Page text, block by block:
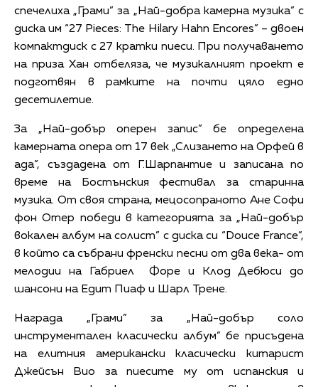
спечелиха „Грами” за „Най-добра камерна музика” с
диска им “27 Pieces: The Hilary Hahn Encores” – двоен
компактдиск с 27 кратки пиеси. При получаването
на приза Хан отбеляза, че музикалният проект е
подготвян в рамките на почти цяло едно
десетилетие.
За „Най-добър оперен запис” бе определена
камерната опера от 17 век „Слизането на Орфей в
ада”, създадена от Г.Шарпантие и записана по
време на Бостънския фестивал за старинна
музика. От своя страна, мецосопраното Ане Софи
фон Отер победи в категорията за „Най-добър
вокален албум на солист” с диска си “Douce France”,
в който са събрани френски песни от два века- от
мелодии на Габриел Форе и Клод Дебюси до
шансони на Едит Пиаф и Шарл Трене.
Награда „Грами” за „Най-добър соло
инструментален класически албум” бе присъдена
на елитния американски класически китарист
Джейсън Вио за пиесите му от испанския и